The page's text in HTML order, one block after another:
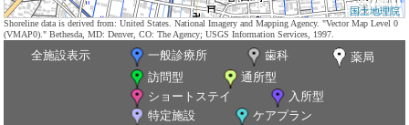
国土地理院
Shoreline data is derived from: United States. National Imagery and Mapping Agency. "Vector Map Level 0
(VMAP0)." Bethesda, MD: Denver, CO: The Agency; USGS Information Services, 1997.
全施設表示 一般診療所 歯科
薬局
訪問型
通所型
ショートステイ
入所型
特定施設
ケアプラン